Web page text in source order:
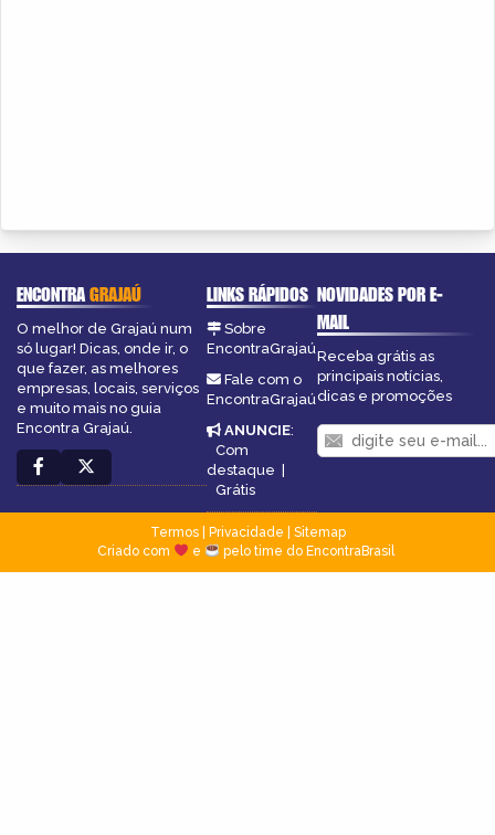
ENCONTRAGRAJAÚ
O melhor de Grajaú num
só lugar! Dicas, onde ir, o
que fazer, as melhores
empresas, locais, serviços
e muito mais no guia
Encontra Grajaú.
LINKS RÁPIDOS
Sobre
EncontraGrajaú
Fale com o
EncontraGrajaú
ANUNCIE:
Com
destaque |
Grátis
NOVIDADES POR E-
MAIL
Receba grátis as
principais notícias,
dicas e promoções
Termos| Privacidade
Sitemap
Criado com
e pelo time do EncontraBrasil